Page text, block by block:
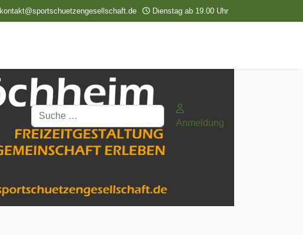
kontakt@sportschuetzengesellschaft.de Dienstag ab 19.00 Uhr
Suchen
Anmeldung